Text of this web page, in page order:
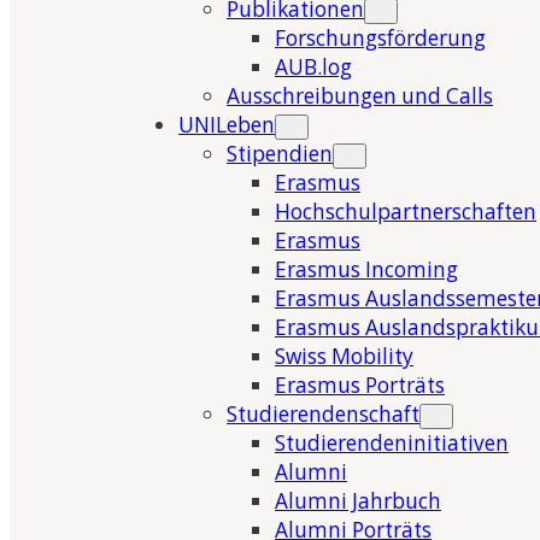
Publikationen
Forschungsförderung
AUB.log
Ausschreibungen und Calls
UNILeben
Stipendien
Erasmus
Hochschulpartnerschaften
Erasmus
Erasmus Incoming
Erasmus
Erasmus
Swiss Mobility
Erasmus Porträts
Studierendenschaft
Studierendeninitiativen
Alumni
Alumni Jahrbuch
Alumni Porträts